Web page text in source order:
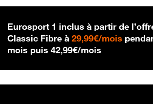
Eurosport 1 inclus à partir de
Classic Fibre à29,99€/mois 29,99
mois puis42,99€/mois